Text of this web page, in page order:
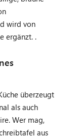
wird von
ergänzt. .
überzeugt
als auch
Wer mag,
aus